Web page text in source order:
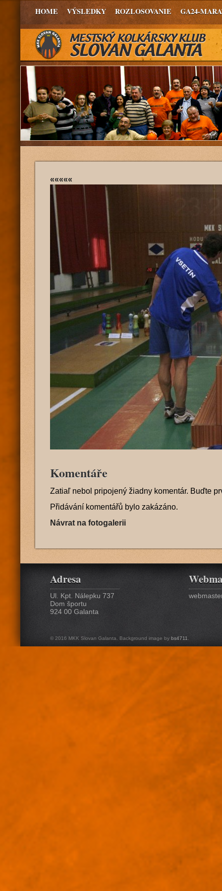
HOME VÝSLEDKY ROZLOSOVANIE GA24-
«««««
Komentáře
Zatiaľ nebol pripojený žiadny komentár. Buďte
Přidávání komentářů bylo zakázáno.
Návrat na fotogalerii
Adresa
Ul. Kpt. Nálepku 737
Dom športu
924 00 Galanta
© 2016 MKK Slovan Galanta. Background image by bs4711